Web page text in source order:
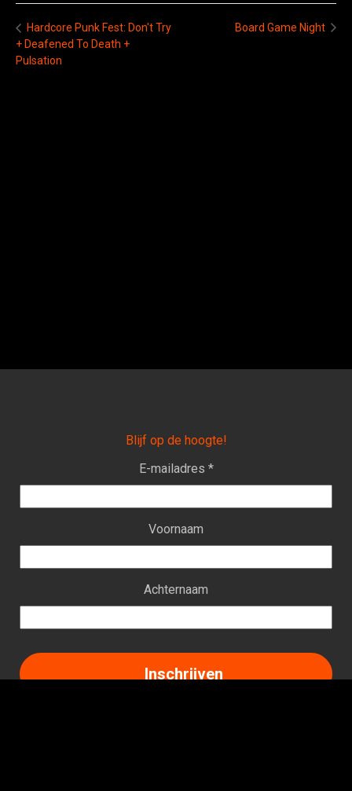
Hardcore Punk Fest: Don't Try
+ Deafened To Death +
Pulsation
Board Game Night
Blijf op de hoogte!
E-mailadres *
Voornaam
Achternaam